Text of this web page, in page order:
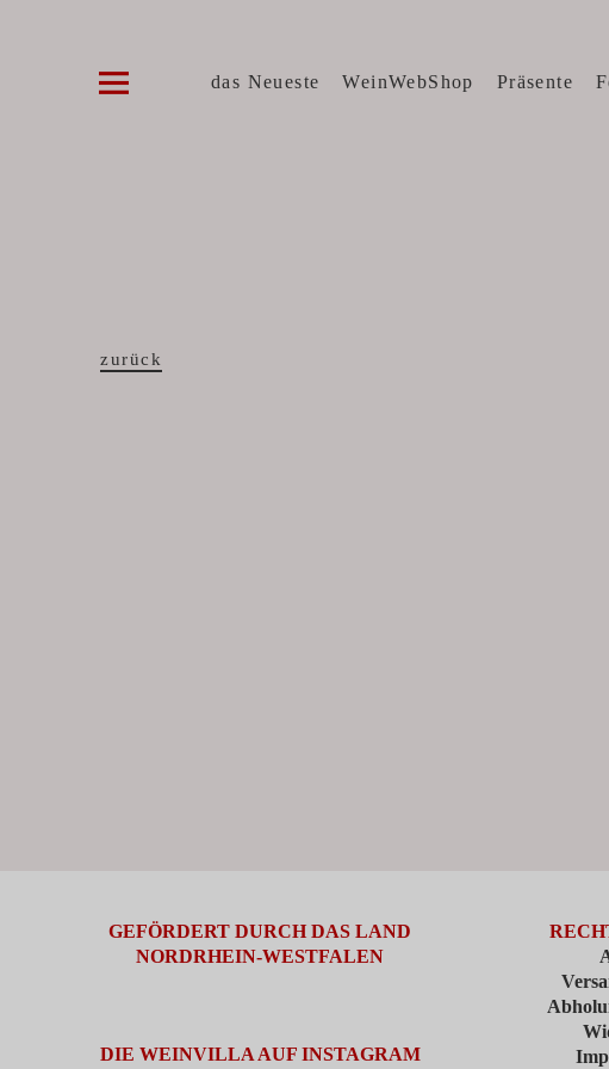
das Neueste WeinWebShop Präsente
zurück
GEFÖRDERT DURCH DAS LAND
NORDRHEIN-WESTFALEN
DIE WEINVILLA AUF INSTAGRAM